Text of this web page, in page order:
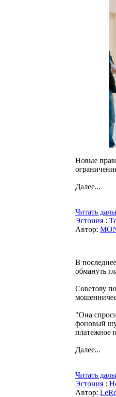
Новые
Далее...
Читать
Эстония :
Автор:
В
обмануть
Советову
"Она
фоновый
платежное
Далее...
Читать
Эстония :
Автор: